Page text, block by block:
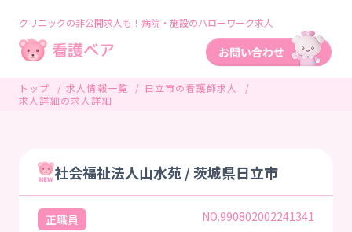
クリニックの非公開求人も！病院・施設のハローワーク求人
トップ 求人情報一覧
日立市の看護師求人
求人詳細の求人詳細
社会福祉法人山水苑 / 茨城県日立市
正職員 NO.990802002241341